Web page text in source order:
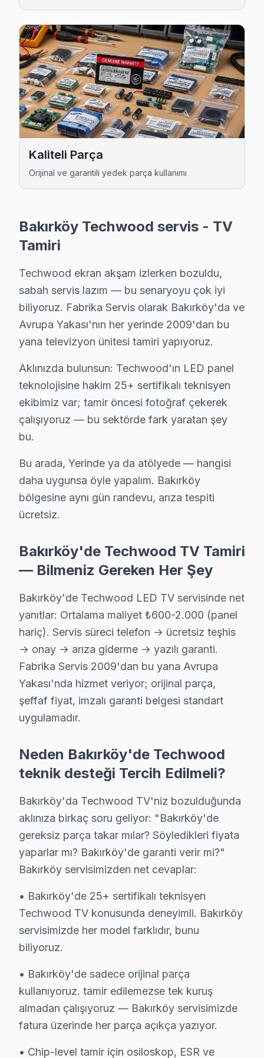
Zuhuratbaba Techwood Servis
Bakırköy'da Zuhuratbaba bölgesi dahil tüm hizmet
Bakırköy TV Servis Merkezi →
Bakırköy Techwood TV Servis Hizmet Bölgesi
Bakırköy bölgesine kapıya gelen Techwood TV tamir servisi
Techwood Uzman Teknisyen Ekibi — Bakırköy
Burak A. — Techwood Servis Uzmanı
15 yıllık Techwood TV tamir deneyimi. Bakırköy ve çevre
· 2010'dan günümüze tüm Techwood modelleri
Bakırköy Servis İstatistikleri
· Bakırköy'de
· Tüm işlemler
2 yıl garantili
Bu sayfayla ilgili hizmet sayfaları:
↑ Techwood Servis Ana Sayfası
↑ Bakırköy TV Servis Merkezi
Bakırköy Yakın İlçelerde Techwood Servisi
· Bağcılar Techwood
· Bahçelievler Techwood
· Başakşehir Techwood
· Bayrampaşa Techwood
· Beşiktaş Techwood
· Beylikdüzü Techwood
Bakırköy Diğer Marka Servisleri
· Bakırköy Sony
· Bakırköy Philips
· Bakırköy Hi-Level
· Bakırköy iFFALCON
· Bakırköy Panasonic
· Bakırköy Toshiba
Kaliteli Parça
Orijinal ve garantili yedek parça kullanımı
Bakırköy Techwood servis - TV
Tamiri
Techwood ekran akşam izlerken bozuldu,
sabah servis lazım — bu senaryoyu çok iyi
biliyoruz. Fabrika Servis olarak Bakırköy'da ve
Avrupa Yakası'nın her yerinde 2009'dan bu
yana televizyon ünitesi tamiri yapıyoruz.
Aklınızda bulunsun: Techwood'ın LED panel
teknolojisine hakim 25+ sertifikalı teknisyen
ekibimiz var; tamir öncesi fotoğraf çekerek
çalışıyoruz — bu sektörde fark yaratan şey
bu.
Bu arada, Yerinde ya da atölyede — hangisi
daha uygunsa öyle yapalım. Bakırköy
bölgesine aynı gün randevu, arıza tespiti
ücretsiz.
Bakırköy'de Techwood TV Tamiri
— Bilmeniz Gereken Her Şey
Bakırköy'de Techwood LED TV servisinde net
yanıtlar: Ortalama maliyet ₺600-2.000 (panel
hariç). Servis süreci telefon → ücretsiz teşhis
→ onay → arıza giderme → yazılı garanti.
Fabrika Servis 2009'dan bu yana Avrupa
Yakası'nda hizmet veriyor; orijinal parça,
şeffaf fiyat, imzalı garanti belgesi standart
uygulamadır.
Neden Bakırköy'de Techwood
teknik desteği Tercih Edilmeli?
Bakırköy'da Techwood TV'niz bozulduğunda
aklınıza birkaç soru geliyor: "Bakırköy'de
gereksiz parça takar mılar? Söyledikleri fiyata
yaparlar mı? Bakırköy'de garanti verir mi?"
Bakırköy servisimizden net cevaplar:
• Bakırköy'de 25+ sertifikalı teknisyen
Techwood TV konusunda deneyimli. Bakırköy
servisimizde her model farklıdır, bunu
biliyoruz.
• Bakırköy'de sadece orijinal parça
kullanıyoruz. tamir edilemezse tek kuruş
almadan çalışıyoruz — Bakırköy servisimizde
fatura üzerinde her parça açıkça yazıyor.
• Chip-level tamir için osiloskop, ESR ve